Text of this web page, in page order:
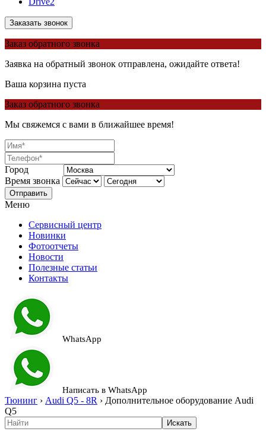
Заказать звонок
Заказ обратного звонка
Заявка на обратный звонок отправлена, ожидайте ответа!
Ваша корзина пуста
Заказ обратного звонка
Мы свяжемся с вами в ближайшее время!
Город
Время звонка
Отправить
Меню
Сервисный центр
Новинки
Фотоотчеты
Новости
Полезные статьи
Контакты
WhatsApp
Написать в WhatsApp
Тюнинг › Audi Q5 - 8R › Дополнительное оборудование Audi
Q5